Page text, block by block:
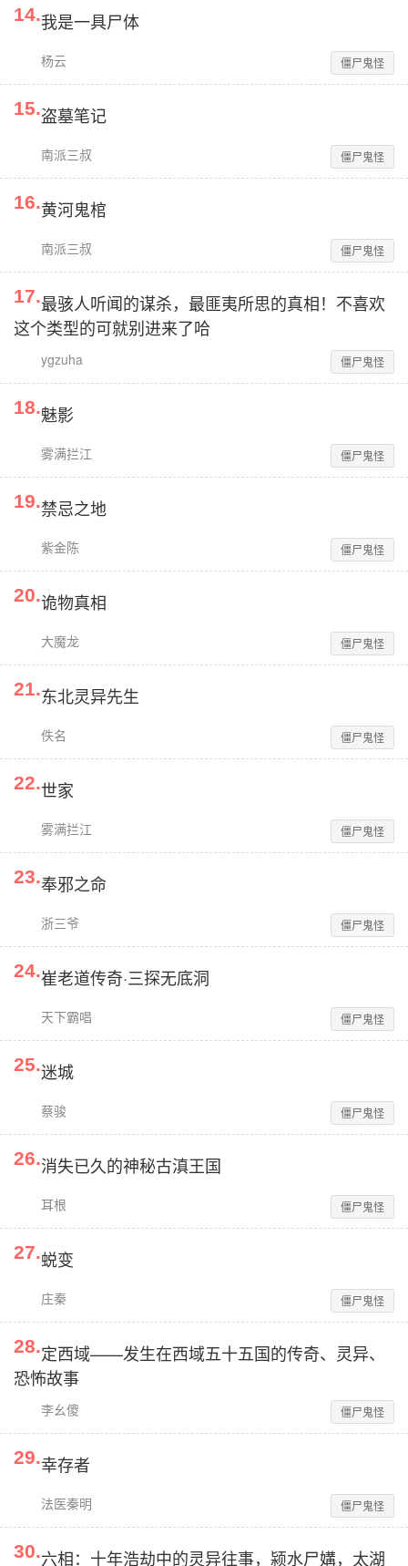
14.我是一具尸体
杨云 僵尸鬼怪
15.盗墓笔记
南派三叔 僵尸鬼怪
16.黄河鬼棺
南派三叔 僵尸鬼怪
17.最骇人听闻的谋杀，最匪夷所思的真相！不喜欢
这个类型的可就别进来了哈
ygzuha 僵尸鬼怪
18.魅影
雾满拦江 僵尸鬼怪
19.禁忌之地
紫金陈 僵尸鬼怪
20.诡物真相
大魔龙 僵尸鬼怪
21.东北灵异先生
佚名 僵尸鬼怪
22.世家
雾满拦江 僵尸鬼怪
23.奉邪之命
浙三爷 僵尸鬼怪
24.崔老道传奇·三探无底洞
天下霸唱 僵尸鬼怪
25.迷城
蔡骏 僵尸鬼怪
26.消失已久的神秘古滇王国
耳根 僵尸鬼怪
27.蜕变
庄秦 僵尸鬼怪
28.定西域——发生在西域五十五国的传奇、灵异、
恐怖故事
李幺傻 僵尸鬼怪
29.幸存者
法医秦明 僵尸鬼怪
30.六相：十年浩劫中的灵异往事，颍水尸媾，太湖